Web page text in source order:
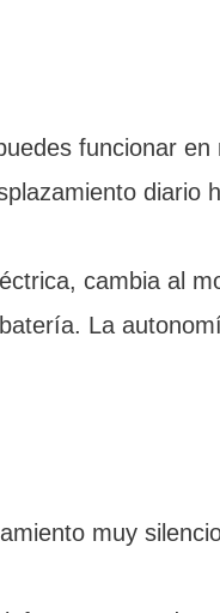
funcionar
diario
cambia al
La
muy